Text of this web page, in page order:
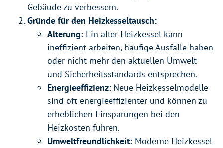
Gebäude zu verbessern.
Gründe für den Heizkesseltausch:
Alterung: Ein alter Heizkessel kann
ineffizient arbeiten, häufige Ausfälle haben
oder nicht mehr den aktuellen Umwelt-
und Sicherheitsstandards entsprechen.
Energieeffizienz: Neue Heizkesselmodelle
sind oft energieeffizienter und können zu
erheblichen Einsparungen bei den
Heizkosten führen.
Umweltfreundlichkeit: Moderne Heizkessel